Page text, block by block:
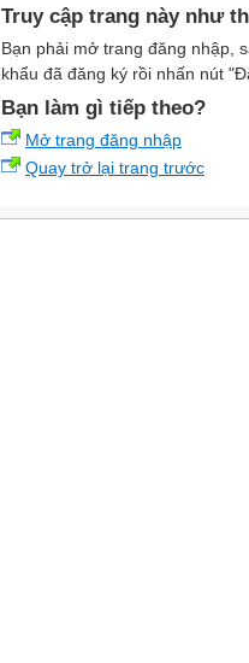
Truy cập trang này như
Bạn phải mở trang đăng nhập,
khẩu đã đăng ký rồi nhấn nút
Bạn làm gì tiếp theo?
Mở trang đăng nhập
Quay trở lại trang trước